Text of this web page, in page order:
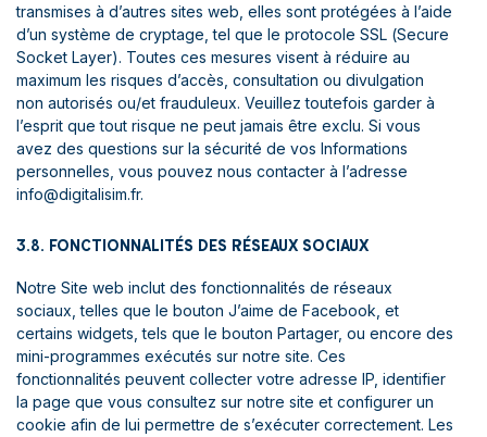
transmises à d’autres sites web, elles sont protégées à l’aide
d’un système de cryptage, tel que le protocole SSL (Secure
Socket Layer). Toutes ces mesures visent à réduire au
maximum les risques d’accès, consultation ou divulgation
non autorisés ou/et frauduleux. Veuillez toutefois garder à
l’esprit que tout risque ne peut jamais être exclu. Si vous
avez des questions sur la sécurité de vos Informations
personnelles, vous pouvez nous contacter à l’adresse
info@digitalisim.fr.
3.8. FONCTIONNALITÉS DES RÉSEAUX SOCIAUX
Notre Site web inclut des fonctionnalités de réseaux
sociaux, telles que le bouton J’aime de Facebook, et
certains widgets, tels que le bouton Partager, ou encore des
mini-programmes exécutés sur notre site. Ces
fonctionnalités peuvent collecter votre adresse IP, identifier
la page que vous consultez sur notre site et configurer un
cookie afin de lui permettre de s’exécuter correctement. Les